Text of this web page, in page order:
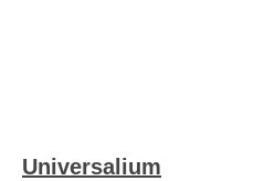
Universalium